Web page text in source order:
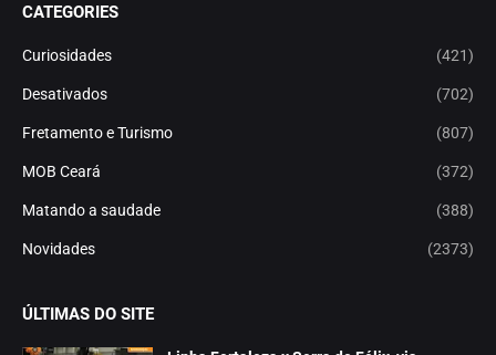
CATEGORIES
Curiosidades (421)
Desativados (702)
Fretamento e Turismo (807)
MOB Ceará (372)
Matando a saudade (388)
Novidades (2373)
ÚLTIMAS DO SITE